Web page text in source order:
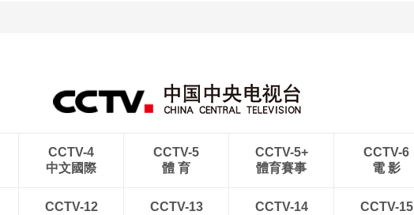
CCTV-4
中文國際
CCTV-5
體 育
CCTV-5+
體育賽事
CCTV-6
電 影
CCTV-12
CCTV-13
CCTV-14
CCTV-15